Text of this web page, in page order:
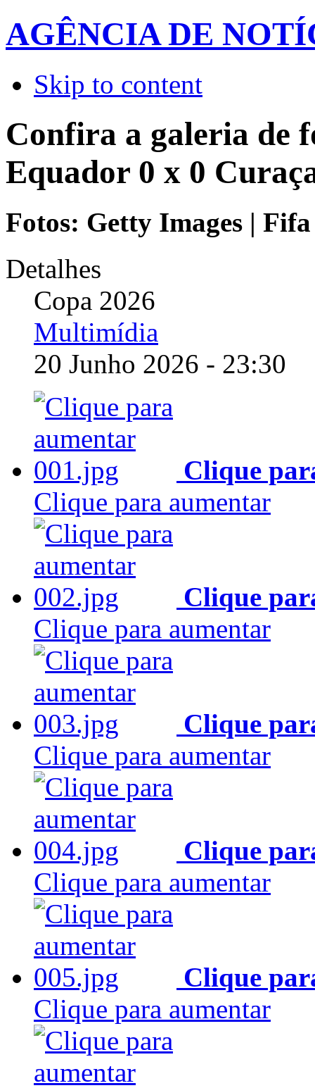
AGÊNCIA DE
Skip to content
Confira a galeria de
Equador 0 x 0
Fotos: Getty Images | Fifa
Detalhes
Copa 2026
Multimídia
20 Junho 2026 - 23:30
Clique
Clique para aumentar
Clique
Clique para aumentar
Clique
Clique para aumentar
Clique
Clique para aumentar
Clique
Clique para aumentar